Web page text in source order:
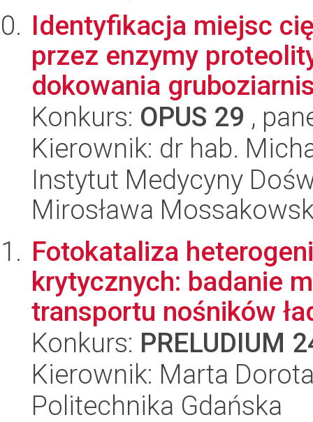
Identyfikacja miejsc
przez enzymy
dokowania
Konkurs: OPUS 29 ,
Kierownik: dr hab.
Instytut Medycyny
Mirosława
Fotokataliza
krytycznych: badanie
transportu nośników
Konkurs: PRELUDIUM
Kierownik: Marta
Politechnika Gdańska